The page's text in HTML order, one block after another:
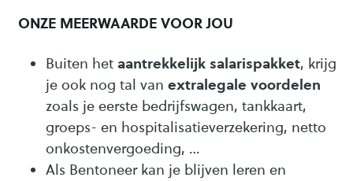
ONZE MEERWAARDE VOOR JOU
Buiten het aantrekkelijk salarispakket, krijg
je ook nog tal van extralegale voordelen
zoals je eerste bedrijfswagen, tankkaart,
groeps- en hospitalisatieverzekering, netto
onkostenvergoeding, …
Als Bentoneer kan je blijven leren en